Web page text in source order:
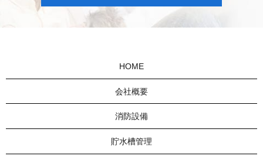
HOME
会社概要
消防設備
貯水槽管理